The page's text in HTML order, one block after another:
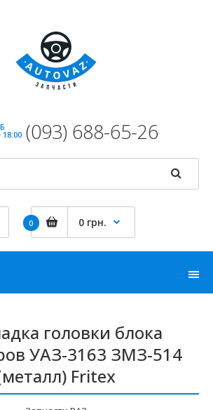
18:00 (093) 688-65-26
0 0 грн.
головки блока
УАЗ-3163 ЗМЗ-514
Fritex